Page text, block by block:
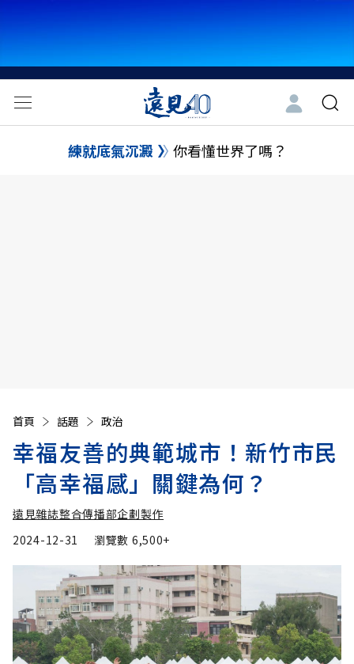
練就底氣沉澱 你看懂世界了嗎？
首頁 話題 政治
幸福友善的典範城市！新竹市民
「高幸福感」關鍵為何？
遠見雜誌整合傳播部企劃製作
2024-12-31
瀏覽數 6,500+